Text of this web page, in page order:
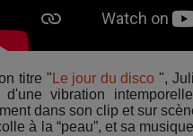
titre " Le jour du disco ",
vibration
dans son clip et sur
à la “peau”, et sa